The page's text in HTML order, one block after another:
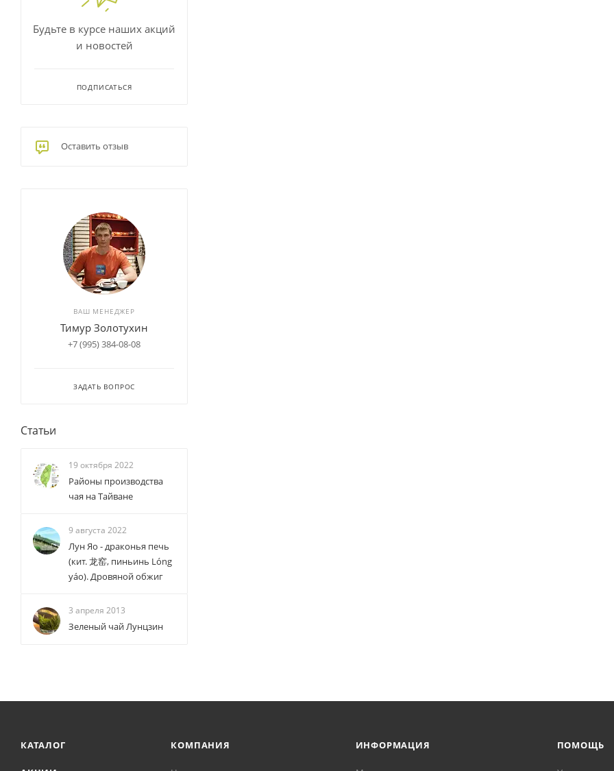
Будьте в курсе наших акций
и новостей
ПОДПИСАТЬСЯ
Оставить отзыв
ВАШ МЕНЕДЖЕР
Тимур Золотухин
+7 (995) 384-08-08
ЗАДАТЬ ВОПРОС
Статьи
19 октября 2022
Районы производства
чая на Тайване
9 августа 2022
Лун Яо - драконья печь
(кит. 龙窑, пиньинь Lóng
yáo). Дровяной обжиг
3 апреля 2013
Зеленый чай Лунцзин
КАТАЛОГ КОМПАНИЯ ИНФОРМАЦИЯ ПОМОЩЬ